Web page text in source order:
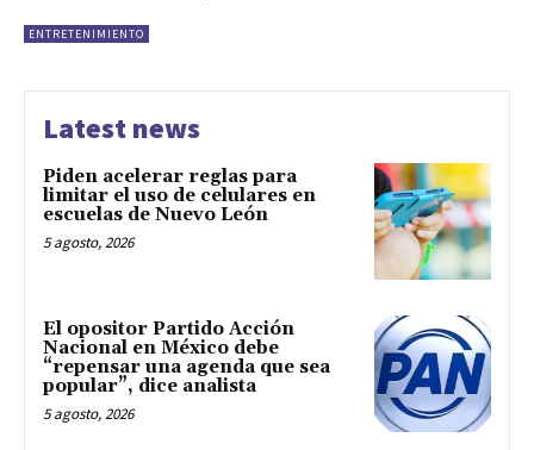
ENTRETENIMIENTO
Latest news
Piden acelerar reglas para
limitar el uso de celulares en
escuelas de Nuevo León
5 agosto, 2026
El opositor Partido Acción
Nacional en México debe
“repensar una agenda que sea
popular”, dice analista
5 agosto, 2026